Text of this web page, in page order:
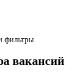
фильтры
вакансий